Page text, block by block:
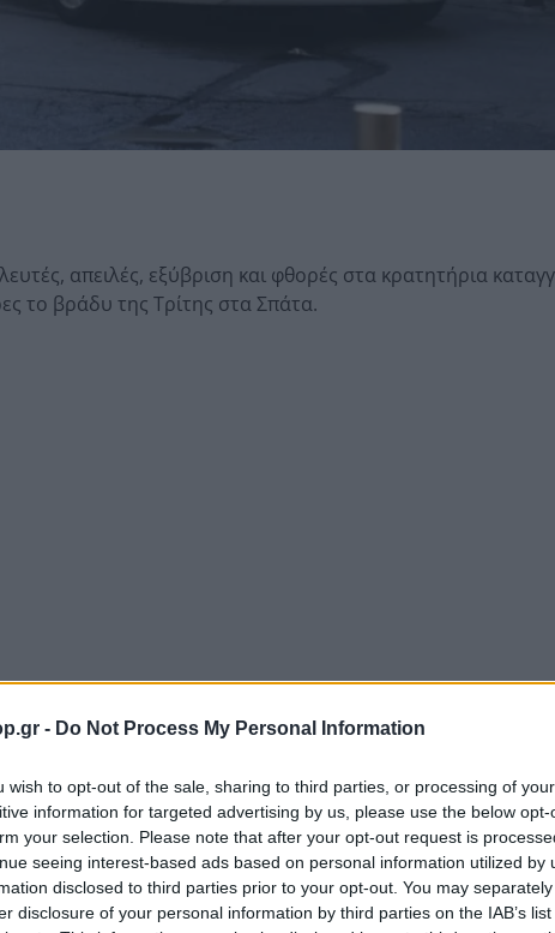
- Do Not Process My Personal Information
wish to opt-out of the sale, sharing to third parties, or processing of
information for targeted advertising by us, please use the below
your selection. Please note that after your opt-out request is
seeing interest-based ads based on personal information utilized by
disclosed to third parties prior to your opt-out. You may
disclosure of your personal information by third parties on the IAB’s
απειλές, εξύβριση και φθορές στα κρατητήρια
το βράδυ της Τρίτης στα Σπάτα.
20 ετών, οδηγούνται σήμερα ενώπιον του εισαγγελέα,
αδικημάτων.
Υγείας Σπάτων
περίπου στις 22.00 το βράδυ της Τρίτης, όταν οι τρεις
για προσωπική τους υπόθεση.